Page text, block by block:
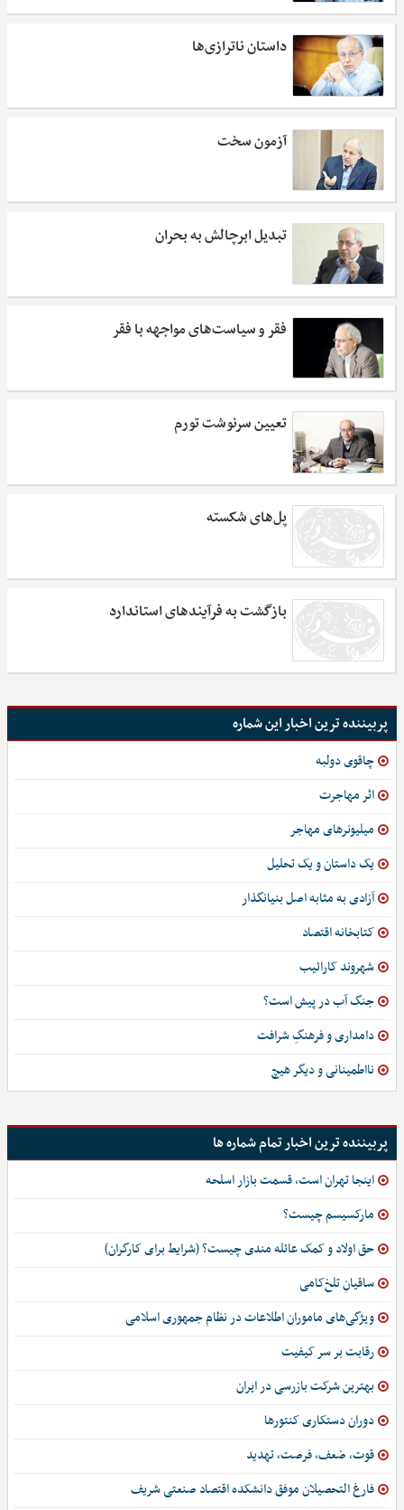
داستان ناترازی‌ها
آزمون سخت
تبدیل ابرچالش به بحران
فقر و سیاست‌های مواجهه با فقر
تعیین سرنوشت تورم
پل‌های شکسته
بازگشت به فرآیندهای استاندارد
پربیننده ترین اخبار این شماره
چاقوی دولبه
اثر مهاجرت
میلیونرهای مهاجر
یک داستان و یک تحلیل
آزادی به مثابه اصل بنیانگذار
کتابخانه اقتصاد
شهروند کارائیب
جنگ آب در پیش است؟
دامداری و فرهنگِ شرافت
نااطمینانی و دیگر هیچ
پربیننده ترین اخبار تمام شماره ها
اینجا تهران است، قسمت بازار اسلحه
مارکسیسم چیست؟
حق اولاد و کمک عائله مندی چیست؟ (شرایط برای کارگران)
ساقیانِ تلخ‌کامی
ویژگی‌های ماموران اطلاعات در نظام جمهوری اسلامی
رقابت بر سر کیفیت
بهترین شرکت بازرسی در ایران
دوران دستکاری کنتورها
قوت، ضعف، فرصت، تهدید
فارغ التحصیلان موفق دانشکده اقتصاد صنعتی شریف